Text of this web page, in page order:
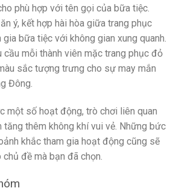
phù hợp với tên gọi của bữa tiệc.
ý, kết hợp hài hòa giữa trang phục
bữa tiệc với không gian xung quanh.
cầu mỗi thành viên mặc trang phục đỏ
sắc tượng trưng cho sự may mắn
Đông.
một số hoạt động, trò chơi liên quan
tăng thêm không khí vui vẻ. Những bức
khắc tham gia hoạt động cũng sẽ
đề mà bạn đã chọn.